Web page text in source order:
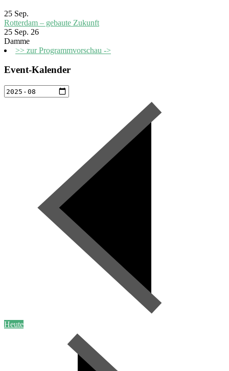
25 Sep.
Rotterdam – gebaute Zukunft
25 Sep. 26
Damme
>> zur Programmvorschau ->
Event-Kalender
Heute